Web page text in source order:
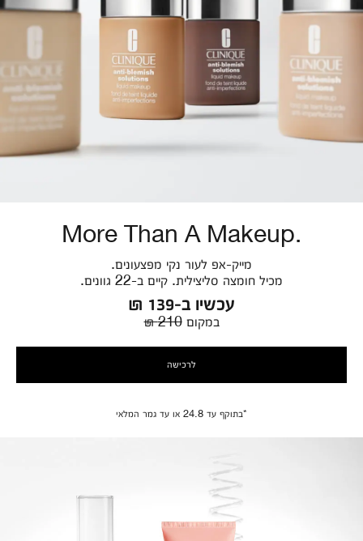
More Than A Makeup.
מייק-אפ לעור נקי מפצעונים.
מכיל חומצה סליצילית. קיים ב-22 גוונים.
עכשיו ב-139 ₪
במקום210 ₪
לרכישה
*בתוקף עד 24.8 או עד גמר המלאי